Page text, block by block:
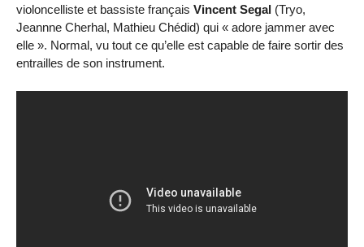
violoncelliste et bassiste français Vincent Segal (Tryo,
Jeannne Cherhal, Mathieu Chédid) qui « adore jammer avec
elle ». Normal, vu tout ce qu’elle est capable de faire sortir des
entrailles de son instrument.